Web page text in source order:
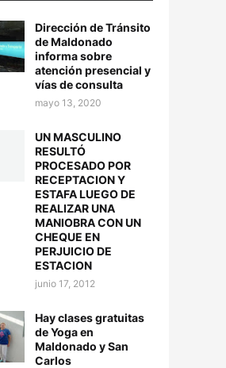
Dirección de Tránsito
de Maldonado
informa sobre
atención presencial y
vías de consulta
mayo 13, 2020
UN MASCULINO
RESULTÓ
PROCESADO POR
RECEPTACION Y
ESTAFA LUEGO DE
REALIZAR UNA
MANIOBRA CON UN
CHEQUE EN
PERJUICIO DE
ESTACION
junio 17, 2012
Hay clases gratuitas
de Yoga en
Maldonado y San
Carlos